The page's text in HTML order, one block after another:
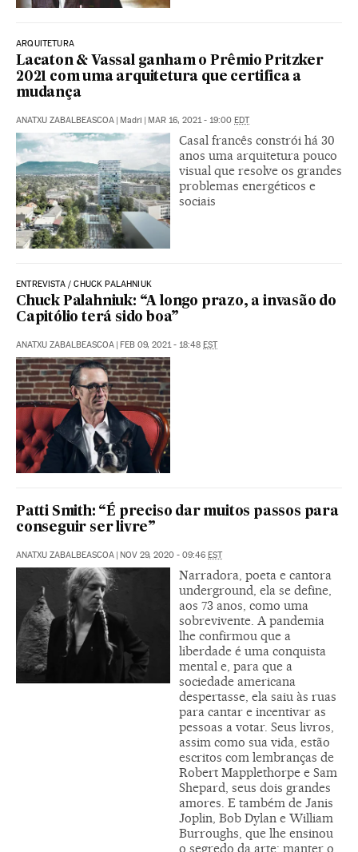
ARQUITETURA
Lacaton & Vassal ganham o Prêmio Pritzker
2021 com uma arquitetura que certifica a
mudança
ANATXU ZABALBEASCOA Madri MAR 16, 2021 - 19:00 EDT
Casal francês constrói há 30
anos uma arquitetura pouco
visual que resolve os grandes
problemas energéticos e
sociais
ENTREVISTA / CHUCK PALAHNIUK
Chuck Palahniuk: “A longo prazo, a invasão do
Capitólio terá sido boa”
ANATXU ZABALBEASCOA FEB 09, 2021 - 18:48 EST
Patti Smith: “É preciso dar muitos passos para
conseguir ser livre”
ANATXU ZABALBEASCOA | NOV 29, 2020 - 09:46 EST
Narradora, poeta e cantora
underground, ela se define,
aos 73 anos, como uma
sobrevivente. A pandemia
lhe confirmou que a
liberdade é uma conquista
mental e, para que a
sociedade americana
despertasse, ela saiu às ruas
para cantar e incentivar as
pessoas a votar. Seus livros,
assim como sua vida, estão
escritos com lembranças de
Robert Mapplethorpe e Sam
Shepard, seus dois grandes
amores. E também de Janis
Joplin, Bob Dylan e William
Burroughs, que lhe ensinou
o segredo da arte: manter o